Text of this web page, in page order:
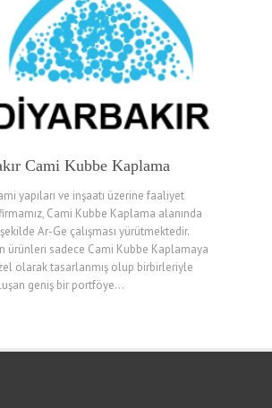
Cami Kubbe Kaplama
yapıları ve inşaatı üzerine faaliyet
Cami Kubbe Kaplama alanında
Ar-Ge çalışması yürütmektedir.
ürünleri sadece Cami Kubbe Kaplamaya
olarak tasarlanmış olup birbirleriyle
geniş bir portföye...